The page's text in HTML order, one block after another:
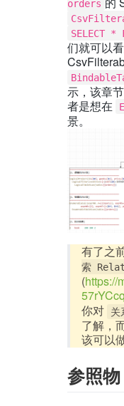
orders
SELECT *
们就可以
示，该章
者是想在
景。
有了之
索
(https://
你对
关
了解，
该可以
参照物